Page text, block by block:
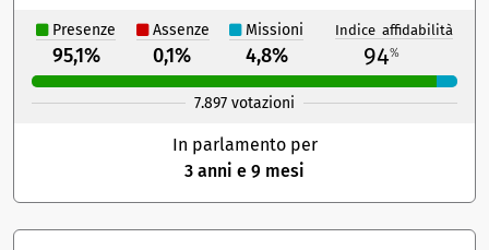
Presenze Assenze Missioni Indice affidabilità
95,1% 0,1% 4,8% 94%
7.897 votazioni
In parlamento per
3 anni e 9 mesi